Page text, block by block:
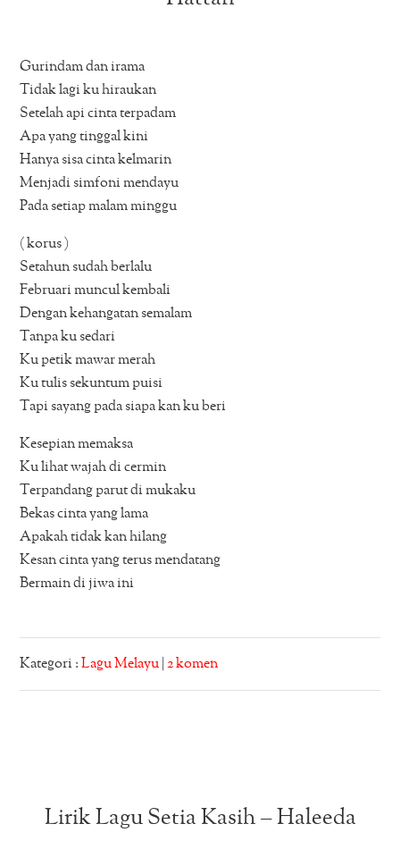
Gurindam dan irama
Tidak lagi ku hiraukan
Setelah api cinta terpadam
Apa yang tinggal kini
Hanya sisa cinta kelmarin
Menjadi simfoni mendayu
Pada setiap malam minggu
( korus )
Setahun sudah berlalu
Februari muncul kembali
Dengan kehangatan semalam
Tanpa ku sedari
Ku petik mawar merah
Ku tulis sekuntum puisi
Tapi sayang pada siapa kan ku beri
Kesepian memaksa
Ku lihat wajah di cermin
Terpandang parut di mukaku
Bekas cinta yang lama
Apakah tidak kan hilang
Kesan cinta yang terus mendatang
Bermain di jiwa ini
Kategori :Lagu Melayu |2 komen
Lirik Lagu Setia Kasih – Haleeda